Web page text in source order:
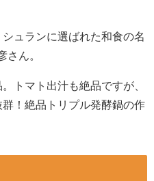
ュランに選ばれた和食の名
さん。
トマト出汁も絶品ですが、
！絶品トリプル発酵鍋の作